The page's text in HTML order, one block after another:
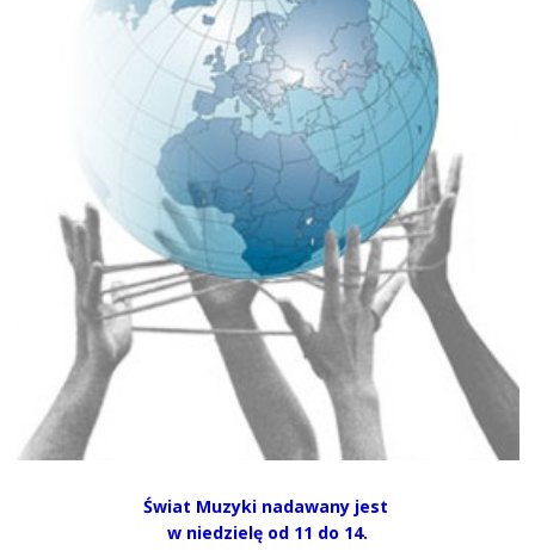
Świat Muzyki nadawany jest
w niedzielę od 11 do 14.